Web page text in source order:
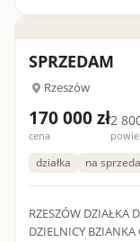
SPRZEDAM
Rzeszów
170 000 zł
cena
2
działka na
RZESZÓW DZIAŁKA
DZIELNICY